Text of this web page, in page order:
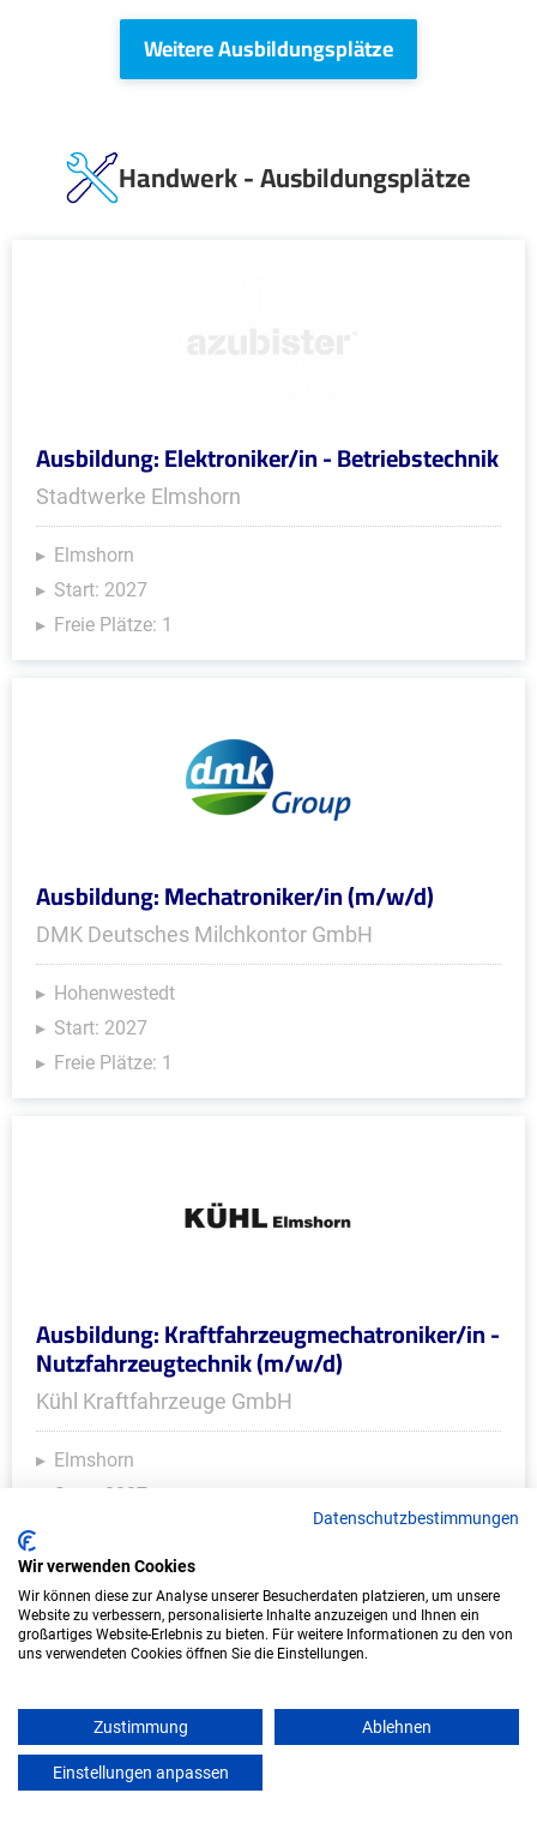
Weitere Ausbildungsplätze
Handwerk - Ausbildungsplätze
Ausbildung: Elektroniker/in - Betriebstechnik
Stadtwerke Elmshorn
Elmshorn
Start: 2027
Freie Plätze: 1
Ausbildung: Mechatroniker/in (m/w/d)
DMK Deutsches Milchkontor GmbH
Hohenwestedt
Start: 2027
Freie Plätze: 1
Ausbildung: Kraftfahrzeugmechatroniker/in -
Nutzfahrzeugtechnik (m/w/d)
Kühl Kraftfahrzeuge GmbH
Elmshorn
Start: 2027
Weitere Ausbildungsplätze
IT/Computer - Ausbildungsplätze
Datenschutzbestimmungen
Wir verwenden Cookies
Wir können diese zur Analyse unserer Besucherdaten platzieren, um unsere
Website zu verbessern, personalisierte Inhalte anzuzeigen und Ihnen ein
großartiges Website-Erlebnis zu bieten. Für weitere Informationen zu den von
uns verwendeten Cookies öffnen Sie die Einstellungen.
Zustimmung Ablehnen
Einstellungen anpassen